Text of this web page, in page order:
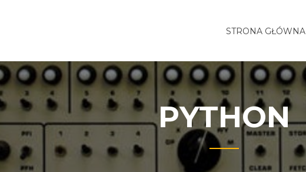
STRONA GŁÓWNA
PYTHON